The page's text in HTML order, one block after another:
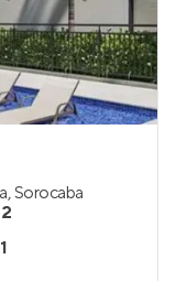
,Sorocaba
2
1